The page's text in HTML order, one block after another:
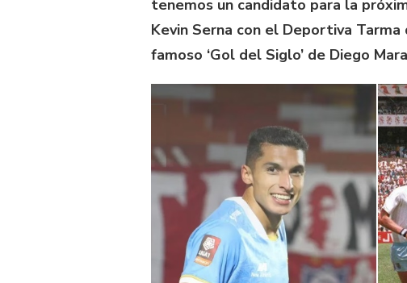
tenemos un candidato para la
Kevin Serna con el Deportiva
famoso ‘Gol del Siglo’ de Diego